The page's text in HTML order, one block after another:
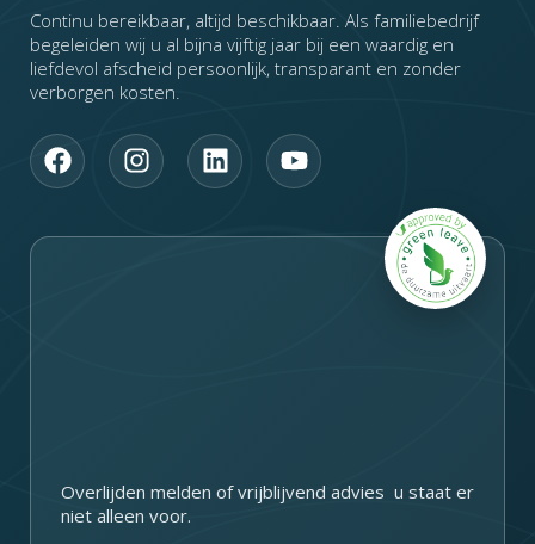
Continu bereikbaar, altijd beschikbaar. Als familiebedrijf
begeleiden wij u al bijna vijftig jaar bij een waardig en
liefdevol afscheid persoonlijk, transparant en zonder
verborgen kosten.
F
a
I
n
L
i
Y
o
Overlijden melden of vrijblijvend advies u staat er
niet alleen voor.